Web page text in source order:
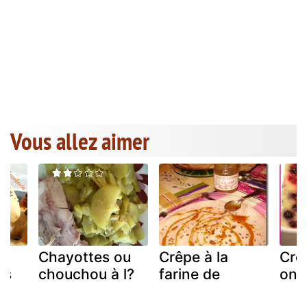
Vous allez aimer
Chayottes ou
chouchou à l?
Crêpe à la
farine de